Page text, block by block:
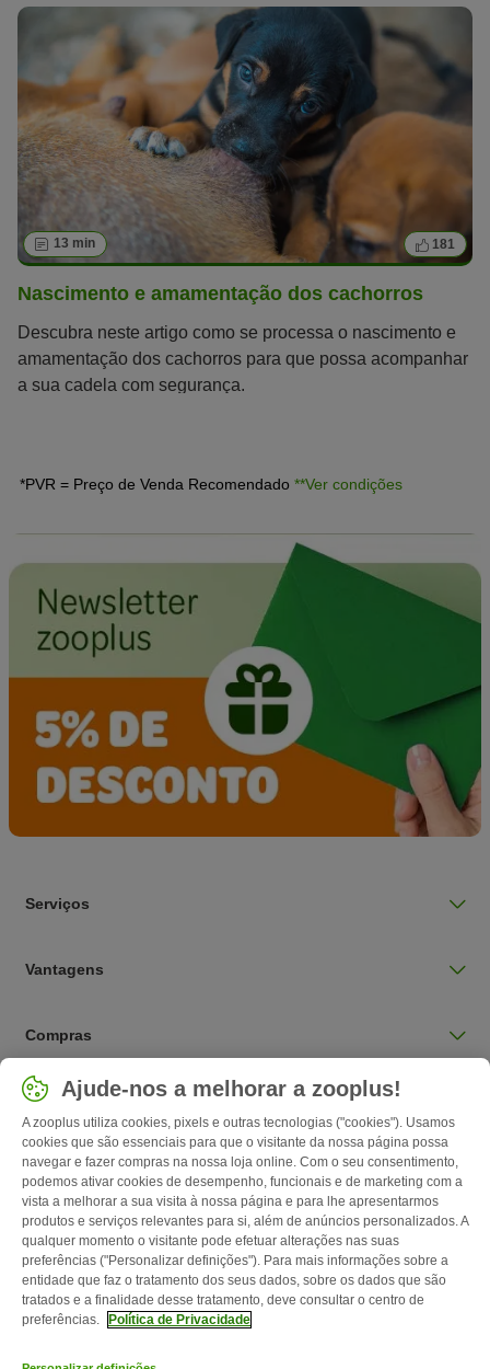
13 min 181
Nascimento e amamentação dos cachorros
Descubra neste artigo como se processa o nascimento e
amamentação dos cachorros para que possa acompanhar
a sua cadela com segurança.
*PVR = Preço de Venda Recomendado **Ver condições
Serviços
Vantagens
Compras
Selecionar país
Portugal / PT
Follow zooplus
Ajude-nos a melhorar a zooplus!
A zooplus utiliza cookies, pixels e outras tecnologias ("cookies"). Usamos
cookies que são essenciais para que o visitante da nossa página possa
navegar e fazer compras na nossa loja online. Com o seu consentimento,
podemos ativar cookies de desempenho, funcionais e de marketing com a
vista a melhorar a sua visita à nossa página e para lhe apresentarmos
produtos e serviços relevantes para si, além de anúncios personalizados. A
qualquer momento o visitante pode efetuar alterações nas suas
preferências ("Personalizar definições"). Para mais informações sobre a
entidade que faz o tratamento dos seus dados, sobre os dados que são
tratados e a finalidade desse tratamento, deve consultar o centro de
preferências.
Política de Privacidade